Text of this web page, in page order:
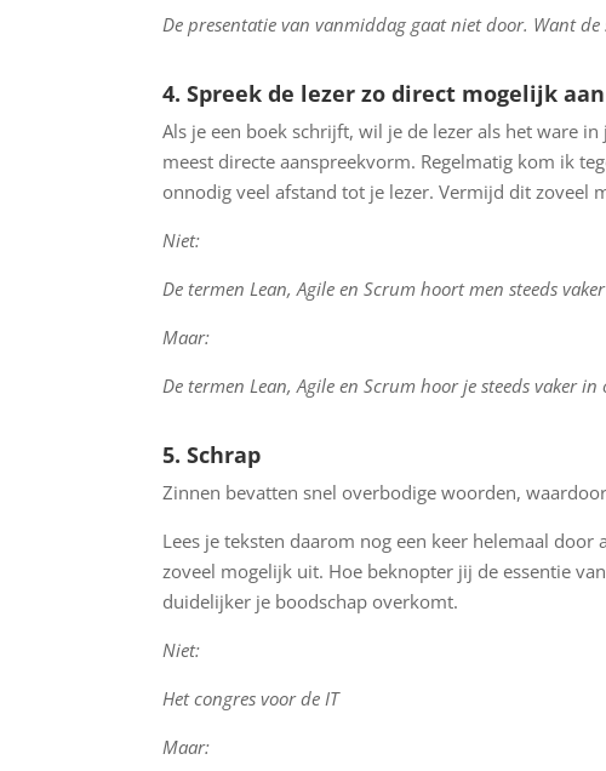
De presentatie van vanmiddag gaat niet door. Want de
4. Spreek de lezer zo direct mogelijk aan
Als je een boek schrijft, wil je de lezer als het ware
meest directe aanspreekvorm. Regelmatig kom ik
onnodig veel afstand tot je lezer. Vermijd dit zoveel
Niet:
De termen Lean, Agile en Scrum hoort men steeds
Maar:
De termen Lean, Agile en Scrum hoor je steeds vaker in
5. Schrap
Zinnen bevatten snel overbodige woorden,
Lees je teksten daarom nog een keer helemaal
zoveel mogelijk uit. Hoe beknopter jij de essentie
duidelijker je boodschap overkomt.
Niet:
Het congres voor de IT
Maar: